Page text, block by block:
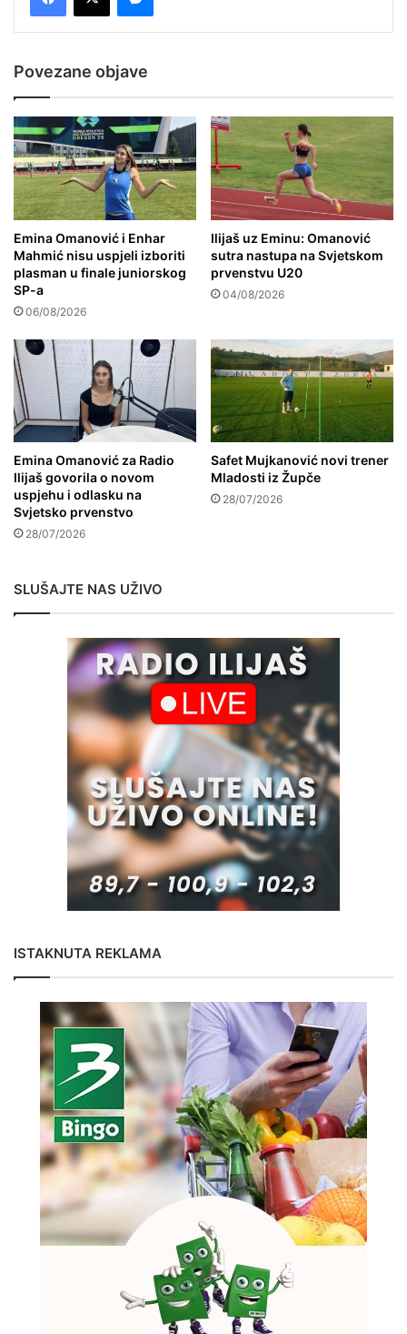
Povezane objave
Emina Omanović i Enhar
Mahmić nisu uspjeli izboriti
plasman u finale juniorskog
SP-a
06/08/2026
Ilijaš uz Eminu: Omanović
sutra nastupa na Svjetskom
prvenstvu U20
04/08/2026
Emina Omanović za Radio
Ilijaš govorila o novom
uspjehu i odlasku na
Svjetsko prvenstvo
28/07/2026
Safet Mujkanović novi trener
Mladosti iz Župče
28/07/2026
SLUŠAJTE NAS UŽIVO
ISTAKNUTA REKLAMA